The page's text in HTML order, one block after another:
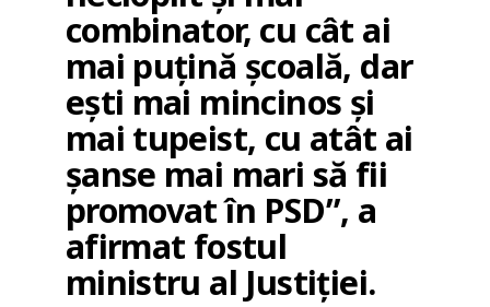
combinator, cu cât ai
mai puțină școală, dar
ești mai mincinos și
mai tupeist, cu atât ai
șanse mai mari să fii
promovat în PSD”, a
afirmat fostul
ministru al Justiției.